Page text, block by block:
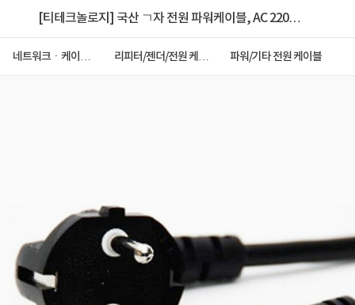
[티테크놀로지] 국산 ㄱ자 전원 파워케이블, AC 220V /
네트워크ㆍ케이블
리피터/젠더/전원 케이
파워/기타 전원 케이블